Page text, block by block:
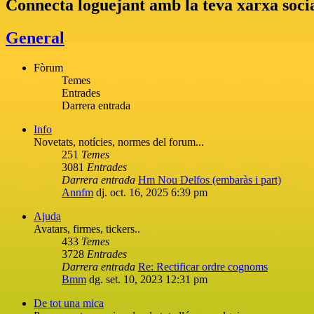
Connecta loguejant amb la teva xarxa
General
Fòrum
Temes
Entrades
Darrera entrada
Info
Novetats, notícies, normes del forum...
251 Temes
3081 Entrades
Darrera entrada Hm Nou Delfos (embaràs i part)
Annfm dj. oct. 16, 2025 6:39 pm
Ajuda
Avatars, firmes, tickers..
433 Temes
3728 Entrades
Darrera entrada Re: Rectificar ordre cognoms
Bmm dg. set. 10, 2023 12:31 pm
De tot una mica